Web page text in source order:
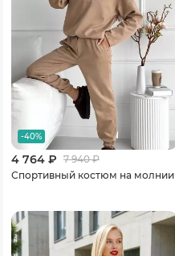
-40%
4 764 ₽ 7 940₽
Спортивный костюм на молнии